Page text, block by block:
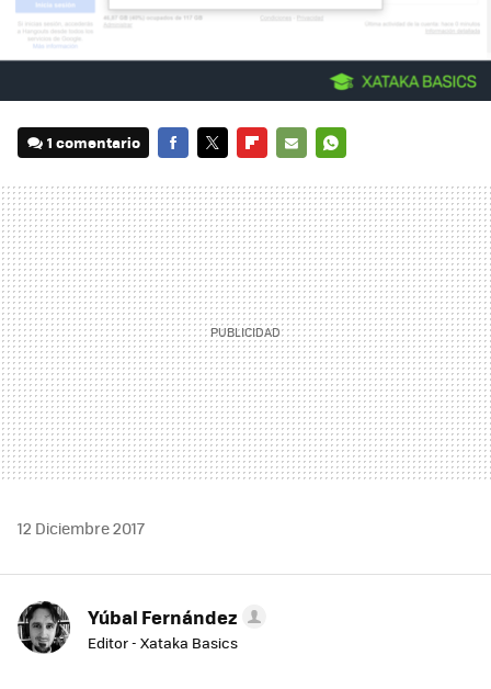
1 comentario
MAIL
12 Diciembre 2017
Yúbal Fernández
Editor - Xataka Basics